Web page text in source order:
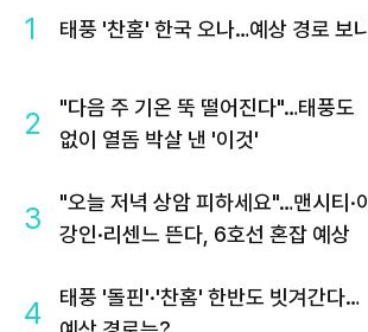
1 태풍 '찬홈' 한국 오나…예상 경로 보니
2
"다음 주 기온 뚝 떨어진다"…태풍도
없이 열돔 박살 낸 '이것'
3
"오늘 저녁 상암 피하세요"…맨시티·이
강인·리센느 뜬다, 6호선 혼잡 예상
4
태풍 '돌핀'·'찬홈' 한반도 빗겨간다…